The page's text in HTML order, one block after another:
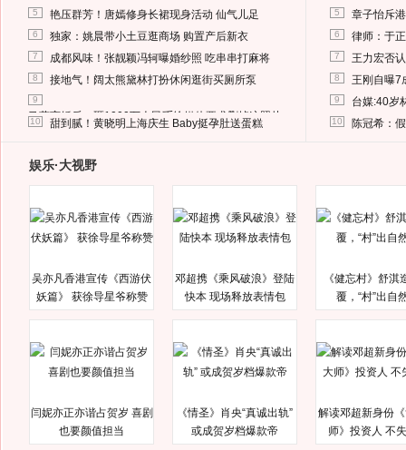
5 艳压群芳！唐嫣修身长裙现身活动 仙气儿足
6 独家：姚晨带小土豆逛商场 购置产后新衣
7 成都风味！张靓颖冯轲曝婚纱照 吃串串打麻将
8 接地气！阔太熊黛林打扮休闲逛街买厕所泵
9
马蓉离婚后，砸1000万人民币给媒体要求删掉这照片
10 甜到腻！黄晓明上海庆生 Baby挺孕肚送蛋糕
5 章子怡斥
6 律师：于
7 王力宏否
8 王刚自曝7
9 台媒:40岁
10 陈冠希：
娱乐·大视野
吴亦凡香港宣传《西游伏
妖篇》 获徐导星爷称赞
邓超携《乘风破浪》登陆
快本 现场释放表情包
《健忘村》舒淇
覆，“村”出自
闫妮亦正亦谐占贺岁 喜剧
也要颜值担当
《情圣》肖央“真诚出轨”
或成贺岁档爆款帝
解读邓超新身份
师》投资人 不